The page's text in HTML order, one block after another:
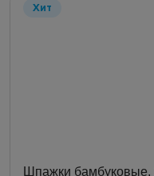
Хит
Шпажки бамбуковые,